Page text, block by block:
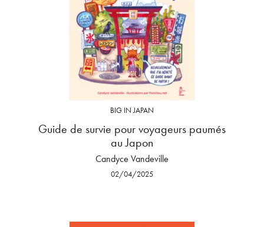
BIG IN JAPAN
Guide de survie pour voyageurs paumés
au Japon
Candyce Vandeville
02/04/2025